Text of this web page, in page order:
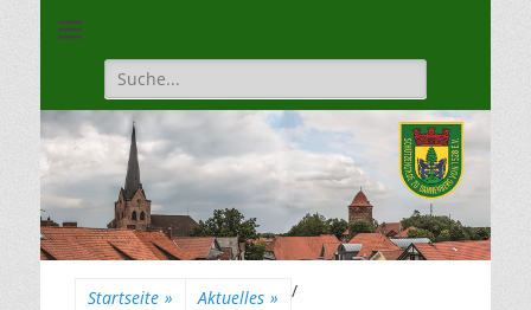
1528
Suche
für:
Startseite » Aktuelles »
/